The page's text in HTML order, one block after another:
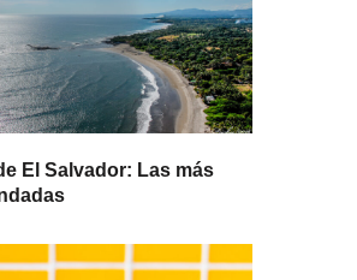
El Salvador: Las más